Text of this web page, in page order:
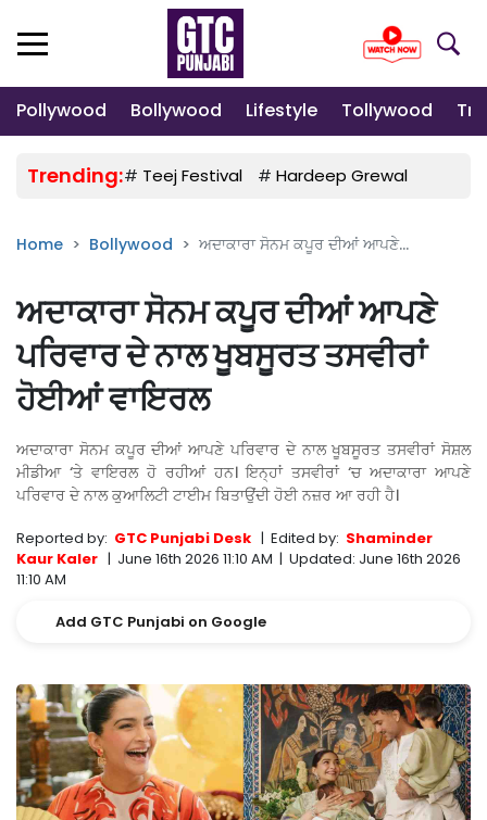
Pollywood Bollywood Lifestyle Tollywood
Trending:# Teej Festival # Hardeep Grewal
Home Bollywood ਅਦਾਕਾਰਾ ਸੋਨਮ ਕਪੂਰ ਦੀਆਂ ਆਪਣੇ...
ਅਦਾਕਾਰਾ ਸੋਨਮ ਕਪੂਰ ਦੀਆਂ ਆਪਣੇ
ਪਰਿਵਾਰ ਦੇ ਨਾਲ ਖੂਬਸੂਰਤ ਤਸਵੀਰਾਂ
ਹੋਈਆਂ ਵਾਇਰਲ
ਅਦਾਕਾਰਾ ਸੋਨਮ ਕਪੂਰ ਦੀਆਂ ਆਪਣੇ ਪਰਿਵਾਰ ਦੇ ਨਾਲ ਖੂਬਸੂਰਤ ਤਸਵੀਰਾਂ ਸੋਸ਼ਲ
ਮੀਡੀਆ ‘ਤੇ ਵਾਇਰਲ ਹੋ ਰਹੀਆਂ ਹਨ। ਇਨ੍ਹਾਂ ਤਸਵੀਰਾਂ ‘ਚ ਅਦਾਕਾਰਾ ਆਪਣੇ
ਪਰਿਵਾਰ ਦੇ ਨਾਲ ਕੁਆਲਿਟੀ ਟਾਈਮ ਬਿਤਾਉਂਦੀ ਹੋਈ ਨਜ਼ਰ ਆ ਰਹੀ ਹੈ।
Reported by: GTC Punjabi Desk | Edited by: Shaminder
Kaur Kaler | June 16th 2026 11:10 AM | Updated: June 16th 2026
11:10 AM
Add GTC Punjabi on Google